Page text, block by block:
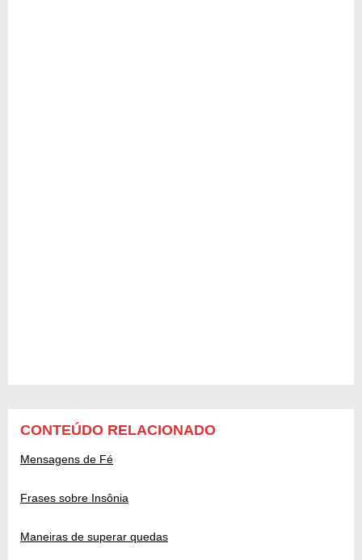
CONTEÚDO RELACIONADO
Mensagens de Fé
Frases sobre Insônia
Maneiras de superar quedas